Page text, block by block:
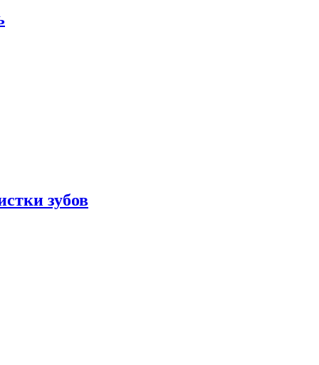
зубов